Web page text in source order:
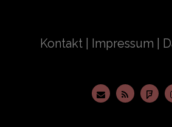
Kontakt Impressum